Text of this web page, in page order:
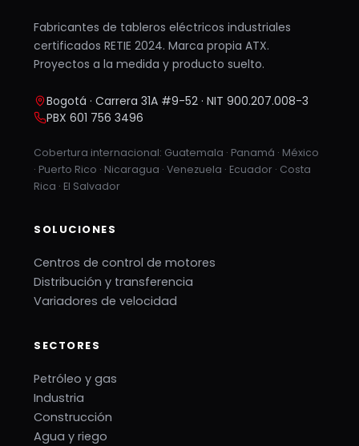
Fabricantes de tableros eléctricos industriales
certificados RETIE 2024. Marca propia ATX.
Proyectos a la medida y producto suelto.
Bogotá · Carrera 31A #9-52 · NIT 900.207.008-3
PBX 601 756 3496
Cobertura internacional: Guatemala · Panamá · México
· Puerto Rico · Nicaragua · Venezuela · Ecuador · Costa
Rica · El Salvador
SOLUCIONES
Centros de control de motores
Distribución y transferencia
Variadores de velocidad
SECTORES
Petróleo y gas
Industria
Construcción
Agua y riego